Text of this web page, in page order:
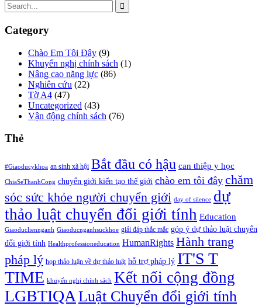
Category
Chào Em Tôi Đây (9)
Khuyến nghị chính sách (1)
Nâng cao năng lực (86)
Nghiên cứu (22)
Tờ A4 (47)
Uncategorized (43)
Vận động chính sách (76)
Thẻ
#Giaoducykhoa an sinh xã hội Bắt đầu có hậu can thiệp y học
ChiaSeThanhCong chuyển giới kiến tạo thế giới chào em tôi đây chăm
sóc sức khỏe người chuyển giới day of silence dự
thảo luật chuyển đổi giới tính Education
Giaoducliennganh Giaoducnganhsuckhoe giải đáp thắc mắc góp ý dự thảo luật chuyển
đổi giới tính Healthprofessioneducation HumanRights Hành trang
pháp lý họp thảo luận về dự thảo luật hỗ trợ pháp lý IT'S T
TIME khuyến nghị chính sách Kết nối cộng đồng
LGBTIQA Luật Chuyển đổi giới tính